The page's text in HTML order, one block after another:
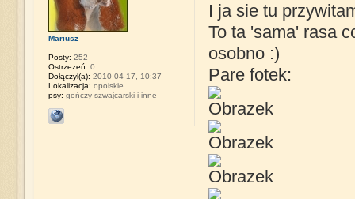
I ja sie tu
To ta 'sama' rasa
osobno :)
Pare fotek:
Mariusz
Posty: 252
Ostrzeżeń: 0
Dołączył(a): 2010-04-17, 10:37
Lokalizacja: opolskie
psy: gończy szwajcarski i inne